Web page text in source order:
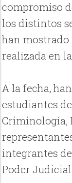
compromiso
los distintos
han
realizada en
A la fecha,
estudiantes
Criminología,
integrantes
Poder